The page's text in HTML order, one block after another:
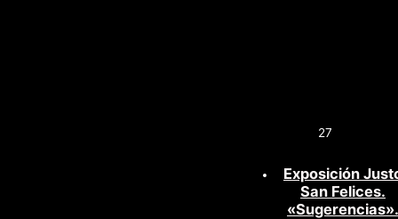
27
Exposición
San Felices.
«Sugerencias».